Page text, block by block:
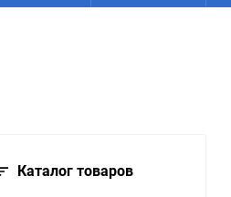
Каталог товаров